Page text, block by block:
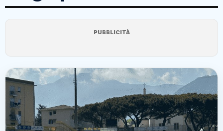
PUBBLICITÀ